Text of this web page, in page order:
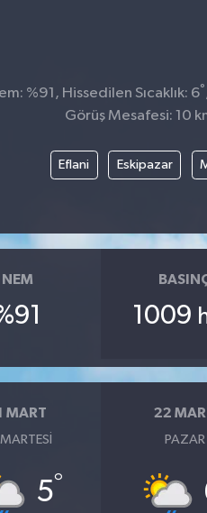
%91, Hissedilen Sıcaklık: 6°
Görüş Mesafesi: 10
Eflani Eskipazar
NEM
1009
MART
5°
22
PAZAR